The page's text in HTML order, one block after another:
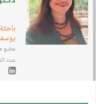
عضو منذ:
عدد